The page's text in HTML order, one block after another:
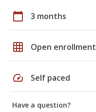
calendar_today 3 months
grid_on Open enrollment
speed Self paced
Have a question?